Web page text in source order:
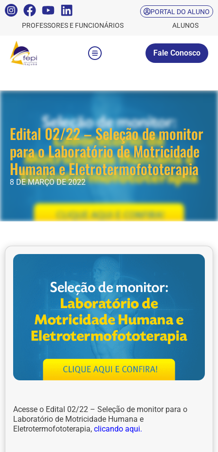
PORTAL DO ALUNO
PROFESSORES E FUNCIONÁRIOS
ALUNOS
Fale Conosco
Edital 02/22 – Seleção de monitor
para o Laboratório de Motricidade
Humana e Eletrotermofototerapia
8 DE MARÇO DE 2022
Acesse o Edital 02/22 – Seleção de monitor para o
Laboratório de Motricidade Humana e
Eletrotermofototerapia, clicando aqui.